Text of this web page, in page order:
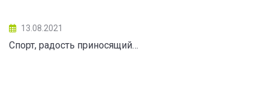
13.08.2021
Спорт, радость приносящий…